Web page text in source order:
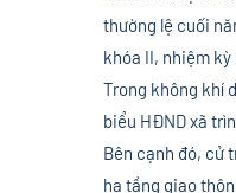
thường lệ cuối
khóa II, nhiệm kỳ
Trong không khí
biểu HĐND xã
Bên cạnh đó, cử
hạ tầng giao